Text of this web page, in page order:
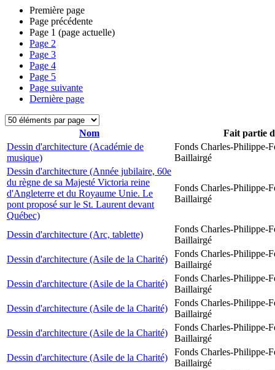
Première page
Page précédente
Page 1 (page actuelle)
Page 2
Page 3
Page 4
Page 5
Page suivante
Dernière page
Nom
Fait partie
Dessin d'architecture (Académie de
musique)
Fonds Charles-Philippe-
Baillairgé
Dessin d'architecture (Année jubilaire, 60e
du règne de sa Majesté Victoria reine
d'Angleterre et du Royaume Unie. Le
pont proposé sur le St. Laurent devant
Québec)
Fonds Charles-Philippe-
Baillairgé
Dessin d'architecture (Arc, tablette)
Fonds Charles-Philippe-
Baillairgé
Dessin d'architecture (Asile de la Charité)
Fonds Charles-Philippe-
Baillairgé
Dessin d'architecture (Asile de la Charité)
Fonds Charles-Philippe-
Baillairgé
Dessin d'architecture (Asile de la Charité)
Fonds Charles-Philippe-
Baillairgé
Dessin d'architecture (Asile de la Charité)
Fonds Charles-Philippe-
Baillairgé
Dessin d'architecture (Asile de la Charité)
Fonds Charles-Philippe-
Baillairgé